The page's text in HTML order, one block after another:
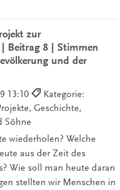
zur
Beitrag 8 | Stimmen
und der
13:10
Kategorie:
Geschichte,
Söhne
wiederholen? Welche
aus der Zeit des
Wie soll man heute daran
stellten wir Menschen in